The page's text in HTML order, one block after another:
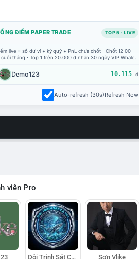
ĐIỂM PAPER TRADE TOP 5 · LIVE
live = số dư ví + ký quỹ + PnL chưa chốt · Chốt 12:00
tháng · Top 1 trên 20.000 đ nhận 30 ngày VIP Whale.
Demo123 10.115 đ
Auto-refresh (30s)Refresh Now
viên Pro
Đội Trinh Sát Cá Voi Sơn Vlike